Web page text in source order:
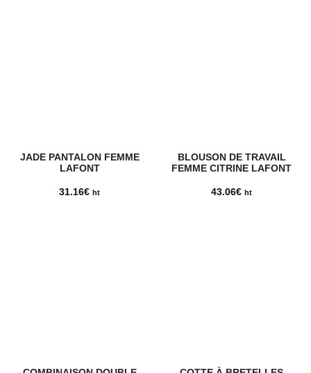
JADE PANTALON FEMME
LAFONT
31.16€ ht
BLOUSON DE TRAVAIL
FEMME CITRINE LAFONT
43.06€ ht